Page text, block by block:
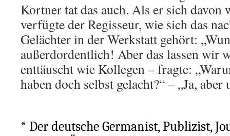
Kortner tat das auch. Als er sich davon
verfügte der Regisseur, wie sich das
Gelächter in der Werkstatt gehört:
außerdordentlich! Aber das lassen wir
enttäuscht wie Kollegen – fragte:
haben doch selbst gelacht?“ – „Ja,
* Der deutsche Germanist, Publizist,